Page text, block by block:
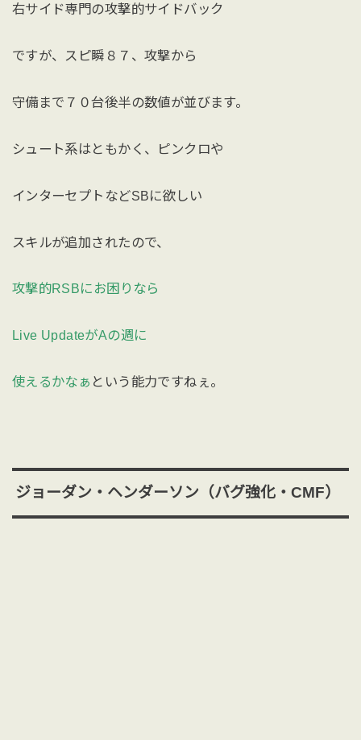
右サイド専門の攻撃的サイドバック
ですが、スピ瞬８７、攻撃から
守備まで７０台後半の数値が並びます。
シュート系はともかく、ピンクロや
インターセプトなどSBに欲しい
スキルが追加されたので、
攻撃的RSBにお困りなら
Live UpdateがAの週に
使えるかなぁ という能力ですねぇ。
ジョーダン・ヘンダーソン（バグ強化・CMF）